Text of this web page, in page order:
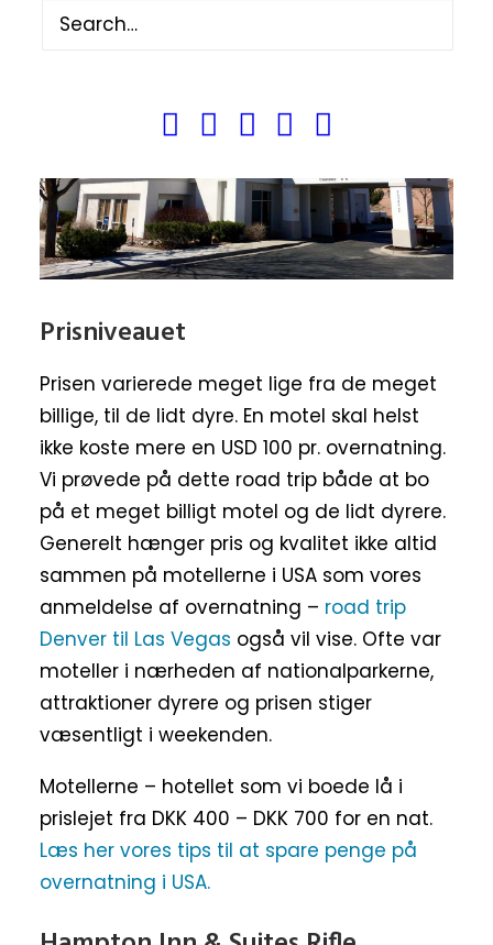
Prisniveauet
Prisen varierede meget lige fra de meget
billige, til de lidt dyre. En motel skal helst
ikke koste mere en USD 100 pr. overnatning.
Vi prøvede på dette road trip både at bo
på et meget billigt motel og de lidt dyrere.
Generelt hænger pris og kvalitet ikke altid
sammen på motellerne i USA som vores
anmeldelse af overnatning – road trip
Denver til Las Vegas også vil vise. Ofte var
moteller i nærheden af nationalparkerne,
attraktioner dyrere og prisen stiger
væsentligt i weekenden.
Motellerne – hotellet som vi boede lå i
prislejet fra DKK 400 – DKK 700 for en nat.
Læs her vores tips til at spare penge på
overnatning i USA.